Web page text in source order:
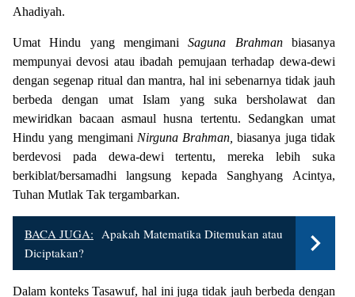
Ahadiyah.
Umat Hindu yang mengimaniSaguna Brahman biasanya
mempunyai devosi atau ibadah pemujaan terhadap dewa-dewi
dengan segenap ritual dan mantra, hal ini sebenarnya tidak jauh
berbeda dengan umat Islam yang suka bersholawat dan
mewiridkan bacaan asmaul husna tertentu. Sedangkan umat
Hindu yang mengimani Nirguna Brahman, biasanya juga tidak
berdevosi pada dewa-dewi tertentu, mereka lebih suka
berkiblat/bersamadhi langsung kepada Sanghyang Acintya,
Tuhan Mutlak Tak tergambarkan.
BACA JUGA: Apakah Matematika Ditemukan atau
Diciptakan?
Dalam konteks Tasawuf, hal ini juga tidak jauh berbeda dengan